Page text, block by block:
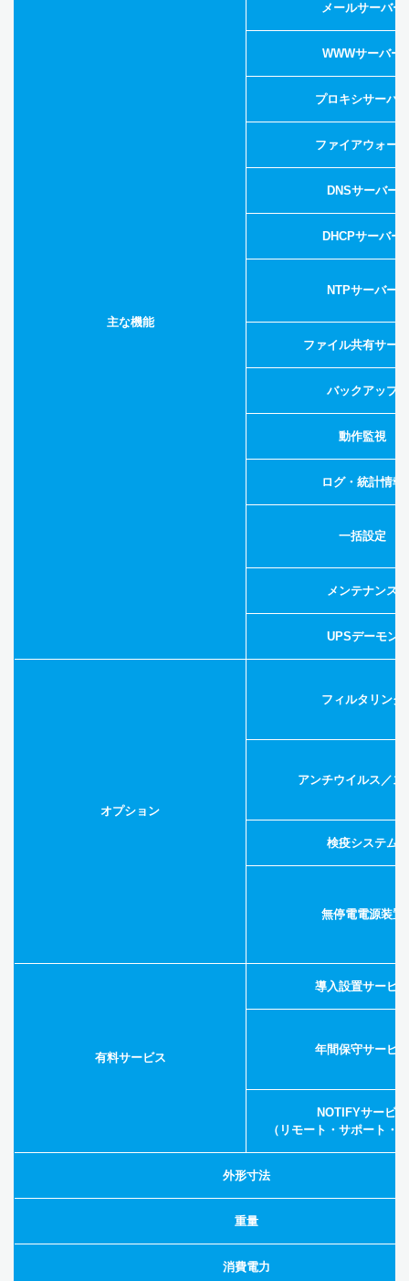
主な機能
メールサーバー
WWWサーバー
プロキシサーバー
ファイアウォール
DNSサーバー
DHCPサーバー
NTPサーバー
ファイル共有サー
バックアップ
動作監視
ログ・統計情報
一括設定
メンテナンス
UPSデーモン
オプション
フィルタリング
アンチウイルス／ス
検疫システム
無停電電源装置
有料サービス
導入設置サービス
年間保守サービス
NOTIFYサービス
（リモート・サポート・
外形寸法
重量
消費電力